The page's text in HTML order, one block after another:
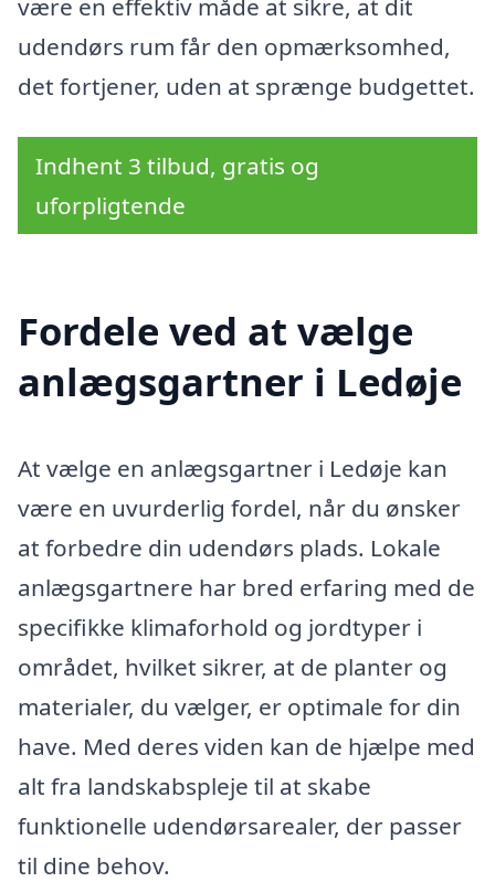
være en effektiv måde at sikre, at dit
udendørs rum får den opmærksomhed,
det fortjener, uden at sprænge budgettet.
Indhent 3 tilbud, gratis og
uforpligtende
Fordele ved at vælge
anlægsgartner i Ledøje
At vælge en anlægsgartner i Ledøje kan
være en uvurderlig fordel, når du ønsker
at forbedre din udendørs plads. Lokale
anlægsgartnere har bred erfaring med de
specifikke klimaforhold og jordtyper i
området, hvilket sikrer, at de planter og
materialer, du vælger, er optimale for din
have. Med deres viden kan de hjælpe med
alt fra landskabspleje til at skabe
funktionelle udendørsarealer, der passer
til dine behov.